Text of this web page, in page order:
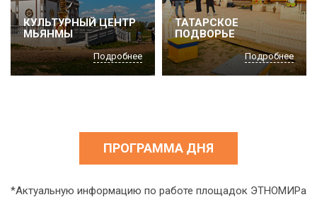
КУЛЬТУРНЫЙ ЦЕНТР
МЬЯНМЫ
Подробнее
ТАТАРСКОЕ
ПОДВОРЬЕ
Подробнее
ПРОГРАММА ДНЯ
*Актуальную информацию по работе площадок ЭТНОМИРа